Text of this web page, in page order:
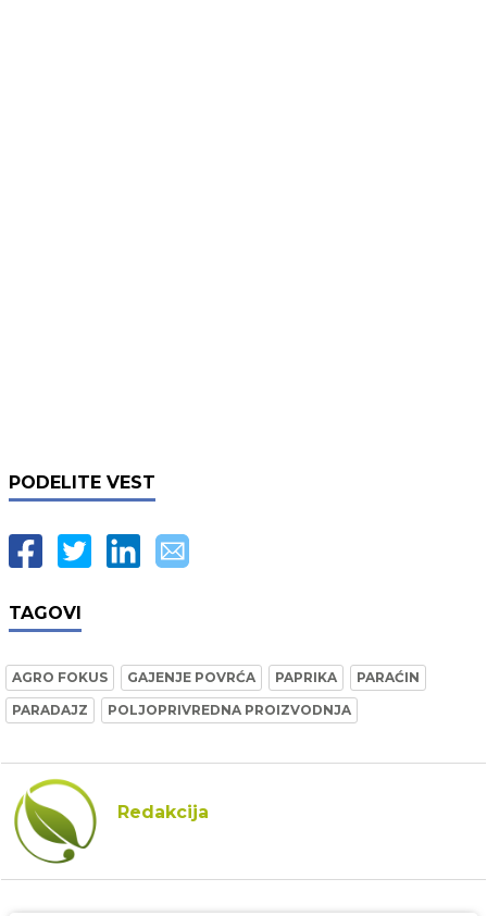
PODELITE VEST
TAGOVI
AGRO FOKUS GAJENJE POVRĆA PAPRIKA
PARAĆIN
PARADAJZ
POLJOPRIVREDNA PROIZVODNJA
Redakcija